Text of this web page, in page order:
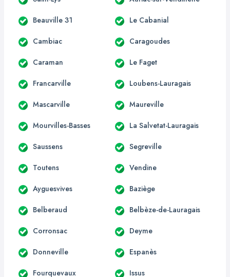
Beauville 31 Le Cabanial
Cambiac Caragoudes
Caraman Le Faget
Francarville Loubens-Lauragais
Mascarville Maureville
Mourvilles-Basses La Salvetat-Lauragais
Saussens Segreville
Toutens Vendine
Ayguesvives Baziège
Belberaud Belbèze-de-Lauragais
Corronsac Deyme
Donneville Espanès
Fourquevaux Issus